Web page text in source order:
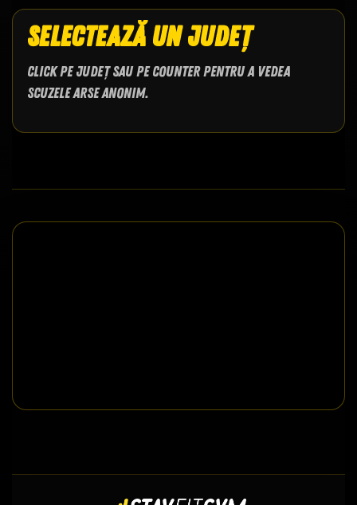
Selectează un județ
Click pe județ sau pe counter pentru a vedea
scuzele arse anonim.